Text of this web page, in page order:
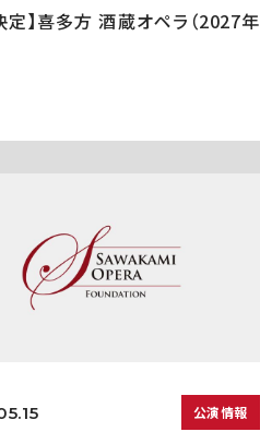
定】喜多方 酒蔵オペラ（2027年
公演情報